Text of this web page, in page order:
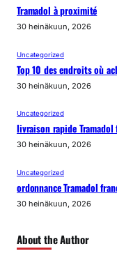
Tramadol à proximité
30 heinäkuun, 2026
Uncategorized
Top 10 des endroits où
30 heinäkuun, 2026
Uncategorized
livraison rapide Tramadol
30 heinäkuun, 2026
Uncategorized
ordonnance Tramadol
30 heinäkuun, 2026
About the Author